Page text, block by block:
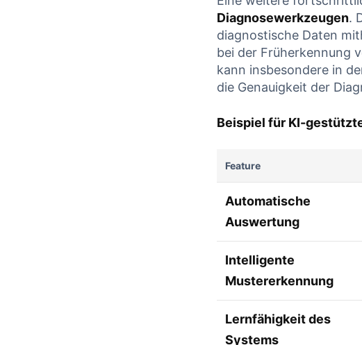
Diagnosewerkzeugen.
diagnostische Daten
bei der Früherkennung
kann insbesondere in
die Genauigkeit der
Beispiel für KI-
Feature
Automatische
Auswertung
Intelligente
Mustererkennung
Lernfähigkeit des
Systems